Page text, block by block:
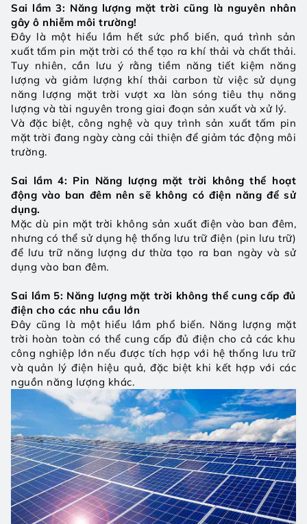
Sai lầm 3: Năng lượng mặt trời cũng là nguyên nhân
gây ô nhiễm môi trường!
Đây là một hiểu lầm hết sức phổ biến, quá trình sản
xuất tấm pin mặt trời có thể tạo ra khí thải và chất thải.
Tuy nhiên, cần lưu ý rằng tiềm năng tiết kiệm năng
lượng và giảm lượng khí thải carbon từ việc sử dụng
năng lượng mặt trời vượt xa làn sóng tiêu thụ năng
lượng và tài nguyên trong giai đoạn sản xuất và xử lý.
Và đặc biệt, công nghệ và quy trình sản xuất tấm pin
mặt trời đang ngày càng cải thiện để giảm tác động môi
trường.
Sai lầm 4: Pin Năng lượng mặt trời không thể hoạt
động vào ban đêm nên sẽ không có điện năng để sử
dụng.
Mặc dù pin mặt trời không sản xuất điện vào ban đêm,
nhưng có thể sử dụng hệ thống lưu trữ điện (pin lưu trữ)
để lưu trữ năng lượng dư thừa tạo ra ban ngày và sử
dụng vào ban đêm.
Sai lầm 5: Năng lượng mặt trời không thể cung cấp đủ
điện cho các nhu cầu lớn
Đây cũng là một hiểu lầm phổ biến. Năng lượng mặt
trời hoàn toàn có thể cung cấp đủ điện cho cả các khu
công nghiệp lớn nếu được tích hợp với hệ thống lưu trữ
và quản lý điện hiệu quả, đặc biệt khi kết hợp với các
nguồn năng lượng khác.